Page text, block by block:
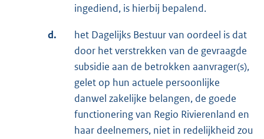
ingediend, is hierbij bepalend.
d.
het Dagelijks Bestuur van oordeel is dat
door het verstrekken van de gevraagde
subsidie aan de betrokken aanvrager(s),
gelet op hun actuele persoonlijke
danwel zakelijke belangen, de goede
functionering van Regio Rivierenland en
haar deelnemers, niet in redelijkheid zou